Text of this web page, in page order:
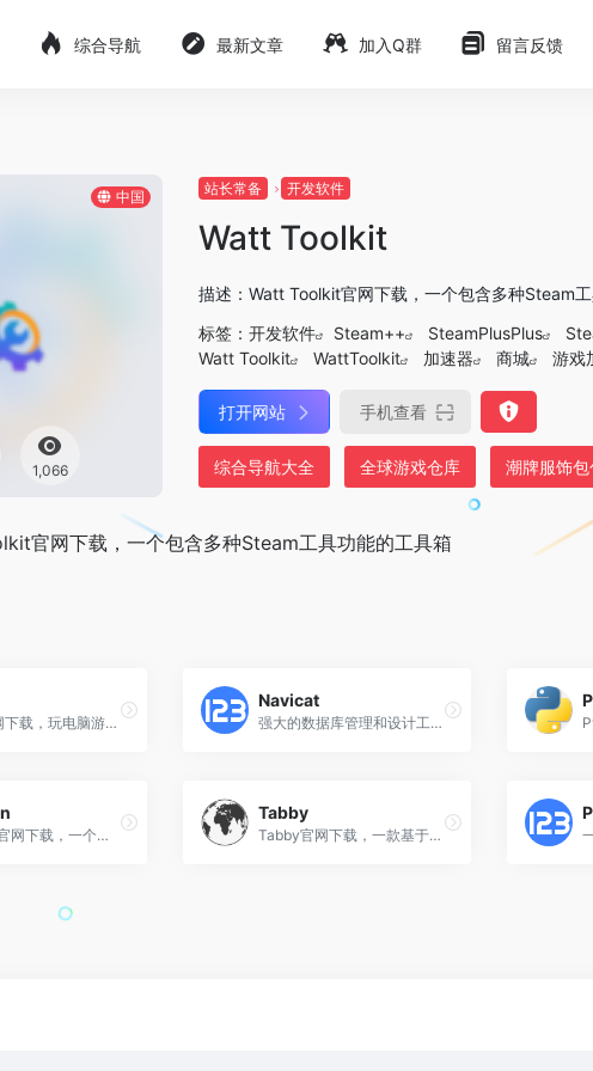
综合导航 最新文章 加入Q群 留言反馈
中国
1,066
站长常备 开发软件
Watt Toolkit
描述：Watt Toolkit官网下载，一个包含多种Steam
标签： 开发软件 Steam++ SteamPlusPlus
Watt Toolkit
WattToolkit 加速器 商城 游戏
打开网站 手机查看
综合导航大全 全球游戏仓库 潮牌服饰包
官网下载，一个包含多种Steam工具功能的工具箱
Steam官网下载，玩电脑游戏没有他可不行
Navicat
强大的数据库管理和设计工具，支持 Win、macOS 和 linux
CodeGen官网下载，一个基于模板和规则的代码生成工具，旨在通过自动化代码生成来提升开发效率
Tabby
‌‌Tabby官网下载，一款基于‌TypeScript开发的跨平台终端模拟器，适用于‌Windows、‌macOS和‌Linux系统